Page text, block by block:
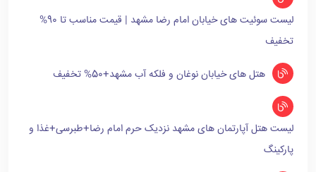
لیست سوئیت های خیابان امام رضا مشهد | قیمت مناسب تا 90%
تخفیف
هتل های خیابان نوغان و فلکه آب مشهد+50% تخفیف
لیست هتل آپارتمان های مشهد نزدیک حرم امام رضا+طبرسی+غذا و
پارکینگ